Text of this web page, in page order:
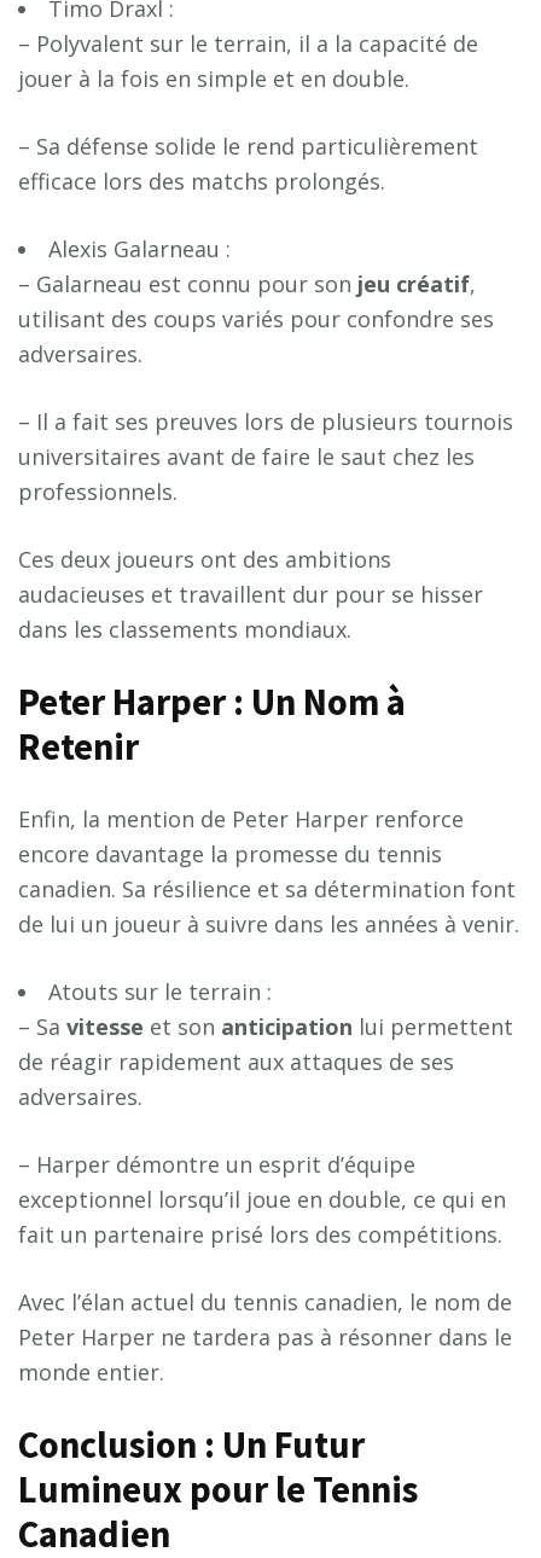
Timo Draxl :
– Polyvalent sur le terrain, il a la capacité de
jouer à la fois en simple et en double.
– Sa défense solide le rend particulièrement
efficace lors des matchs prolongés.
Alexis Galarneau :
– Galarneau est connu pour son jeu créatif,
utilisant des coups variés pour confondre ses
adversaires.
– Il a fait ses preuves lors de plusieurs tournois
universitaires avant de faire le saut chez les
professionnels.
Ces deux joueurs ont des ambitions
audacieuses et travaillent dur pour se hisser
dans les classements mondiaux.
Peter Harper : Un Nom à
Retenir
Enfin, la mention de Peter Harper renforce
encore davantage la promesse du tennis
canadien. Sa résilience et sa détermination font
de lui un joueur à suivre dans les années à venir.
Atouts sur le terrain :
– Sa vitesse et son anticipation lui permettent
de réagir rapidement aux attaques de ses
adversaires.
– Harper démontre un esprit d’équipe
exceptionnel lorsqu’il joue en double, ce qui en
fait un partenaire prisé lors des compétitions.
Avec l’élan actuel du tennis canadien, le nom de
Peter Harper ne tardera pas à résonner dans le
monde entier.
Conclusion : Un Futur
Lumineux pour le Tennis
Canadien